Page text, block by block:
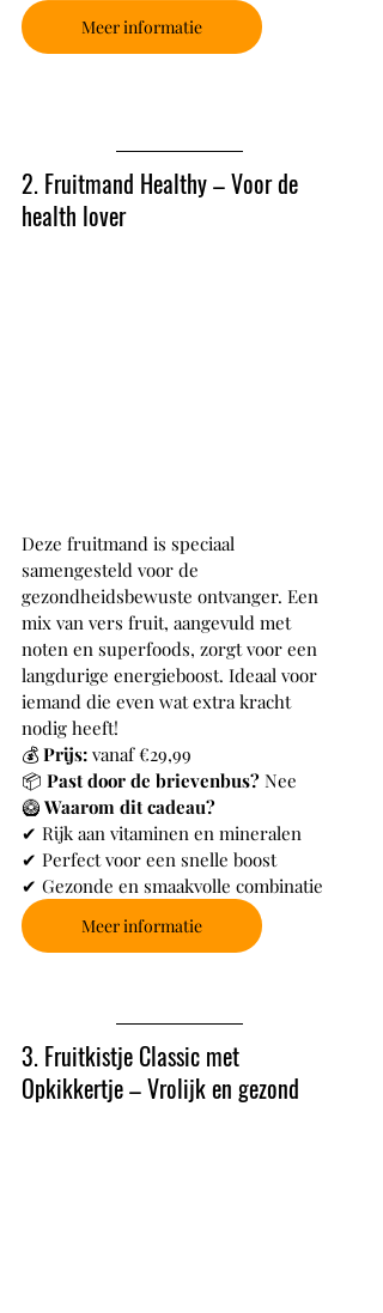
Meer informatie
2. Fruitmand Healthy – Voor de
health lover
Deze fruitmand is speciaal
samengesteld voor de
gezondheidsbewuste ontvanger. Een
mix van vers fruit, aangevuld met
noten en superfoods, zorgt voor een
langdurige energieboost. Ideaal voor
iemand die even wat extra kracht
nodig heeft!
💰 Prijs: vanaf €29,99
📦 Past door de brievenbus? Nee
🥝 Waarom dit cadeau?
✔ Rijk aan vitaminen en mineralen
✔ Perfect voor een snelle boost
✔ Gezonde en smaakvolle combinatie
Meer informatie
3. Fruitkistje Classic met
Opkikkertje – Vrolijk en gezond